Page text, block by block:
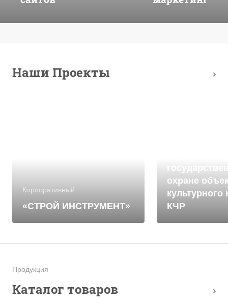
Наши Проекты
Корпоративный
«СТРОЙ ИНСТРУМЕНТ»
охране
культурного
КЧР
Продукция
Каталог товаров